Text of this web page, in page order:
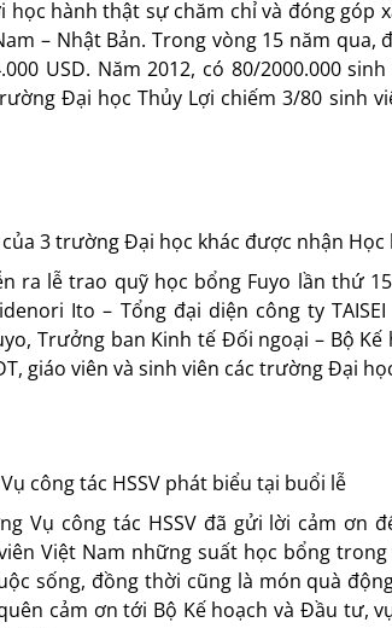
hành thật sự chăm chỉ và đóng góp
– Nhật Bản. Trong vòng 15 năm qua,
USD. Năm 2012, có 80/2000.000
Đại học Thủy Lợi chiếm 3/80 sinh
3 trường Đại học khác được nhận Học
ra lễ trao quỹ học bổng Fuyo lần thứ
Ito – Tổng đại diện công ty
Trưởng ban Kinh tế Đối ngoại – Bộ
giáo viên và sinh viên các trường Đại
công tác HSSV phát biểu tại buổi lễ
Vụ công tác HSSV đã gửi lời cảm ơn
Việt Nam những suất học bổng trong
sống, đồng thời cũng là món quà
cảm ơn tới Bộ Kế hoạch và Đầu tư,